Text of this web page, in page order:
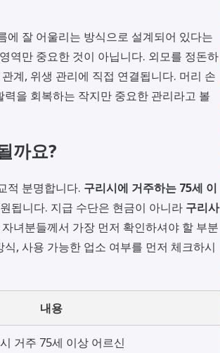
에 잘 어울리는 방식으로 설계되어 있다는
역만 중요한 것이 아닙니다. 외모를 정돈하
계, 위생 관리에 직접 연결됩니다. 머리 손
을 회복하는 작지만 중요한 관리라고 볼
까요?
적 분명합니다. 구리시에 거주하는 75세 이
됩니다. 지급 수단은 현금이 아니라 구리사
녀분들께서 가장 먼저 확인하셔야 할 부분
, 사용 가능한 업소 여부를 먼저 체크하시
내용
거주 75세 이상 어르신